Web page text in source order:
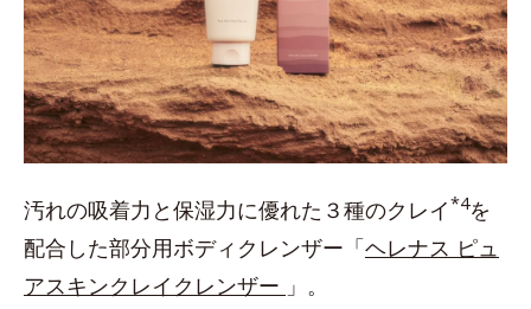
汚れの吸着力と保湿力に優れた３種のクレイ*4を
配合した部分用ボディクレンザー「ヘレナス ピュ
アスキンクレイクレンザー 」。